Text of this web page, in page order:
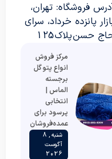
فروشگاه: تهران،
پانزده خرداد، سرای
حسن پلاک 125
مرکز فروش
انواع پتو گل
برجسته
الماس |
انتخابی
پرسود برای
عمده‌فروشان
شنبه , 8
آگوست
2026